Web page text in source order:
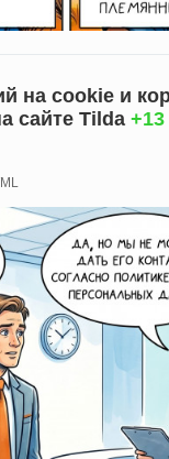
на cookie и
сайте Tilda +13